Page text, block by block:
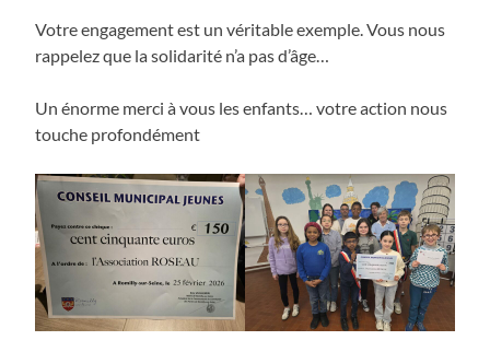
Votre engagement est un véritable exemple. Vous nous
rappelez que la solidarité n’a pas d’âge…
Un énorme merci à vous les enfants… votre action nous
touche profondément